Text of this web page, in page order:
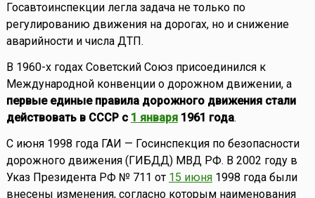
Госавтоинспекции легла задача не только по
регулированию движения на дорогах, но и снижение
аварийности и числа ДТП.
В 1960-x годах Советский Союз присоединился к
Международной конвенции о дорожном движении, а
первые единые правила дорожного движения стали
действовать в СССР с 1 января1961 года.
С июня 1998 года ГАИ — Госинспекция по безопасности
дорожного движения (ГИБДД) МВД РФ. В 2002 году в
Указ Президента РФ № 711 от 15 июня1998 года были
внесены изменения, согласно которым наименования